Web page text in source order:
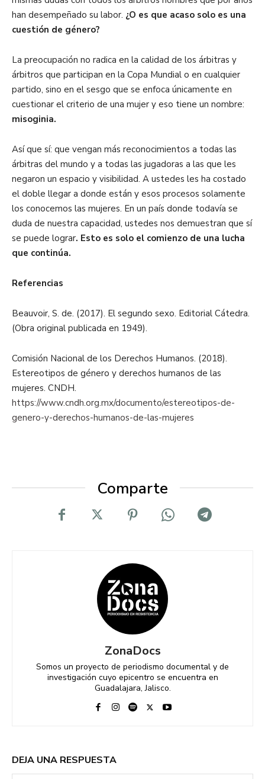
han desempeñado su labor. ¿O es que acaso solo es una
cuestión de género?
La preocupación no radica en la calidad de los árbitras y
árbitros que participan en la Copa Mundial o en cualquier
partido, sino en el sesgo que se enfoca únicamente en
cuestionar el criterio de una mujer y eso tiene un nombre:
misoginia.
Así que sí: que vengan más reconocimientos a todas las
árbitras del mundo y a todas las jugadoras a las que les
negaron un espacio y visibilidad. A ustedes les ha costado
el doble llegar a donde están y esos procesos solamente
los conocemos las mujeres. En un país donde todavía se
duda de nuestra capacidad, ustedes nos demuestran que sí
se puede lograr. Esto es solo el comienzo de una lucha
que continúa.
Referencias
Beauvoir, S. de. (2017). El segundo sexo. Editorial Cátedra.
(Obra original publicada en 1949).
Comisión Nacional de los Derechos Humanos. (2018).
Estereotipos de género y derechos humanos de las
mujeres. CNDH.
https://www.cndh.org.mx/documento/estereotipos-de-
genero-y-derechos-humanos-de-las-mujeres
Comparte
ZonaDocs
Somos un proyecto de periodismo documental y de
investigación cuyo epicentro se encuentra en
Guadalajara, Jalisco.
DEJA UNA RESPUESTA